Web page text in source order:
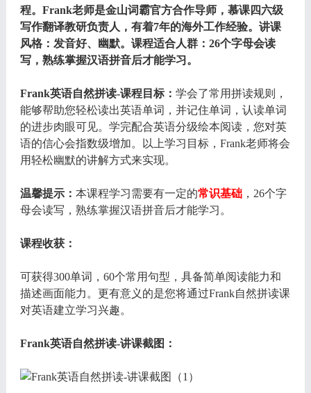
程。Frank老师是金山词霸官方合作导师，慕课四六级
写作翻译教研负责人，有着7年的海外工作经验。讲课
风格：发音好、幽默。课程适合人群：26个字母会读
写，熟练掌握汉语拼音后才能学习。
Frank英语自然拼读-课程目标： 学会了常用拼读规则，
能够帮助您轻松读出英语单词，并记住单词，认读单词
的进步肉眼可见。学完配合英语分级绘本阅读，您对英
语的信心会指数级增加。以上学习目标，Frank老师将会
用轻松幽默的讲解方式来实现。
温馨提示： 本课程学习需要有一定的常识基础，26个字
母会读写，熟练掌握汉语拼音后才能学习。
课程收获：
可获得300单词，60个常用句型，具备简单阅读能力和
描述画面能力。更有意义的是您将通过Frank自然拼读课
对英语建立学习兴趣。
Frank英语自然拼读-讲课截图：